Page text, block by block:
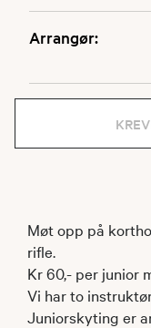
Arrangør:
Møt opp på
rifle.
Kr 60,- per junior
Vi har to
Juniorskyting er